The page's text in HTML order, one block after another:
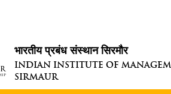
भारतीय प्रबंध संस्थान सिरमौर
INDIAN INSTITUTE OF
SIRMAUR